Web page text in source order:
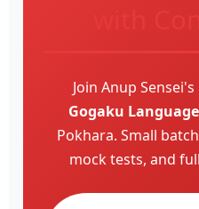
with
Join Anup
Gogaku
Pokhara. Small
mock tests, and